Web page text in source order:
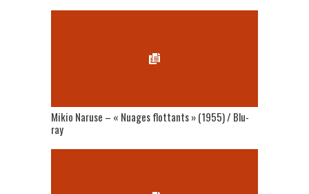
Mikio Naruse – « Nuages flottants » (1955) / Blu-
ray